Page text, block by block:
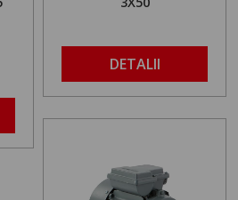
DETALII